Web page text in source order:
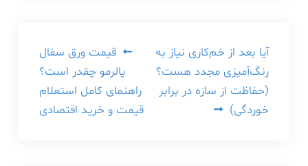
راهبری
نوشته
قیمت ورق سفال
پالرمو چقدر است؟
راهنمای کامل استعلام
قیمت و خرید اقتصادی
آیا بعد از خم‌کاری نیاز به
رنگ‌آمیزی مجدد هست؟
(حفاظت از سازه در برابر
خوردگی)